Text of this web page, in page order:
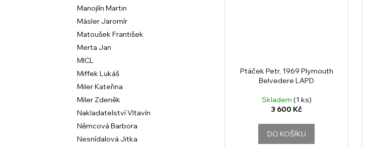
Manojlín Martin
Másler Jaromír
Matoušek František
Merta Jan
MICL
Miffek Lukáš
Miler Kateřina
Miler Zdeněk
Nakladatelství Vltavín
Němcová Barbora
Nesnídalová Jitka
Ptáček Petr, 1969 Plymouth
Belvedere LAPD
Skladem (1 ks)
3 600 Kč
DO KOŠÍKU